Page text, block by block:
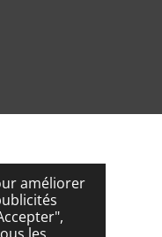
améliorer